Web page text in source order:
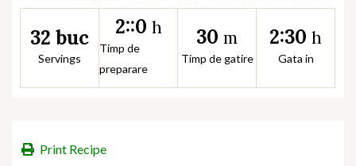
32 buc
Servings
2::0 h
Timp de
preparare
30 m
Timp de gatire
2:30 h
Gata in
Print Recipe